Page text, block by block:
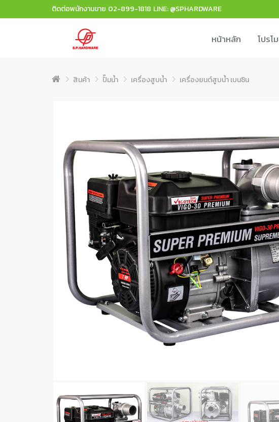
ติดต่อพนักงานขาย 02-899-1818 LINE: @SPHARDWARE
หน้าหลัก โปรโ
สินค้า ปั๊มน้ำ เครื่องสูบน้ำ เครื่องยนต์สูบน้ำ เบนซิน